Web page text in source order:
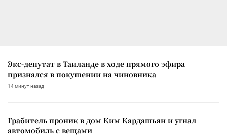
Экс-депутат в Таиланде в ходе прямого эфира
признался в покушении на чиновника
14 минут назад
Грабитель проник в дом Ким Кардашьян и угнал
автомобиль с вещами